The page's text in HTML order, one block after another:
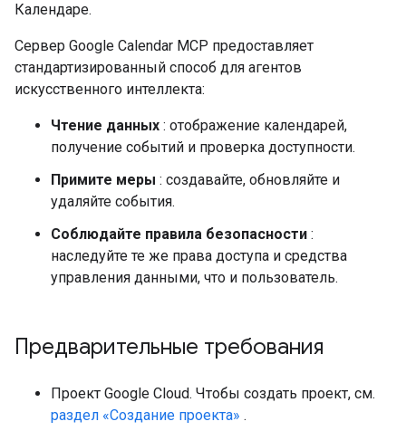
Календаре.
Сервер Google Calendar MCP предоставляет
стандартизированный способ для агентов
искусственного интеллекта:
Чтение данных : отображение календарей,
получение событий и проверка доступности.
Примите меры : создавайте, обновляйте и
удаляйте события.
Соблюдайте правила безопасности :
наследуйте те же права доступа и средства
управления данными, что и пользователь.
Предварительные требования
Проект Google Cloud. Чтобы создать проект, см.
раздел «Создание проекта» .